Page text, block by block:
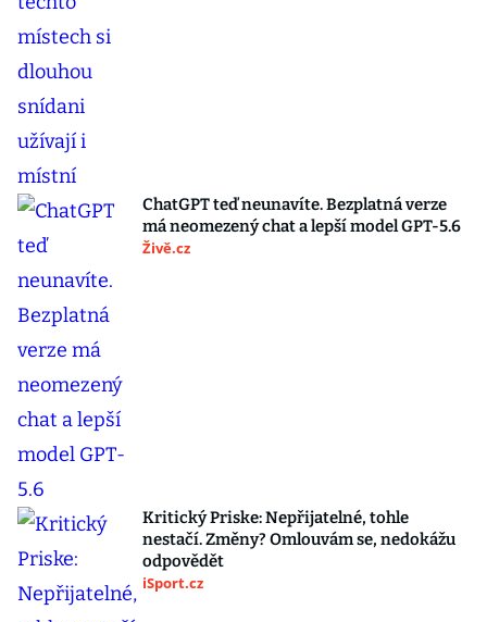
ChatGPT teď neunavíte. Bezplatná verze
má neomezený chat a lepší model GPT-5.6
Živě.cz
Kritický Priske: Nepřijatelné, tohle
nestačí. Změny? Omlouvám se, nedokážu
odpovědět
iSport.cz